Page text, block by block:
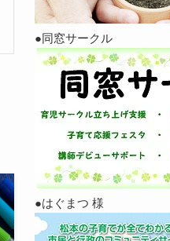
●同窓サークル
●はぐまつ 様